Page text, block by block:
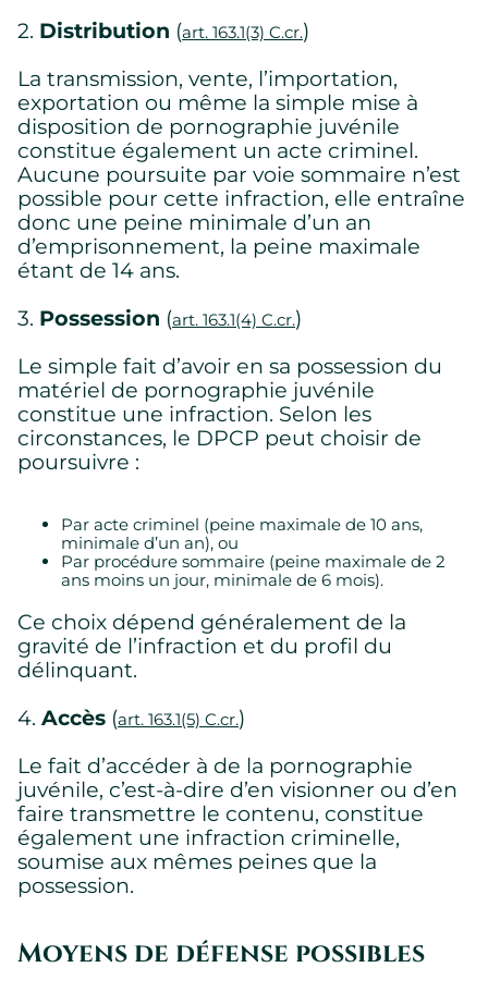
2. Distribution (art. 163.1(3) C.cr.)
La transmission, vente, l’importation,
exportation ou même la simple mise à
disposition de pornographie juvénile
constitue également un acte criminel.
Aucune poursuite par voie sommaire n’est
possible pour cette infraction, elle entraîne
donc une peine minimale d’un an
d’emprisonnement, la peine maximale
étant de 14 ans.
3. Possession (art. 163.1(4) C.cr.)
Le simple fait d’avoir en sa possession du
matériel de pornographie juvénile
constitue une infraction. Selon les
circonstances, le DPCP peut choisir de
poursuivre :
Par acte criminel (peine maximale de 10 ans,
minimale d’un an), ou
Par procédure sommaire (peine maximale de 2
ans moins un jour, minimale de 6 mois).
Ce choix dépend généralement de la
gravité de l’infraction et du profil du
délinquant.
4. Accès (art. 163.1(5) C.cr.)
Le fait d’accéder à de la pornographie
juvénile, c’est-à-dire d’en visionner ou d’en
faire transmettre le contenu, constitue
également une infraction criminelle,
soumise aux mêmes peines que la
possession.
Moyens de défense possibles